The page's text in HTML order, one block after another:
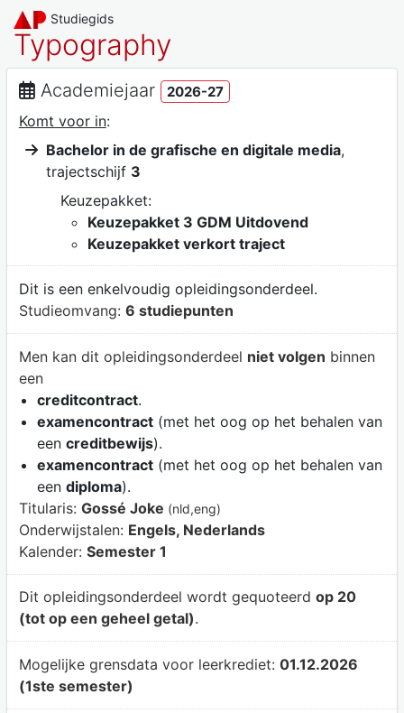
Studiegids
Typography
Academiejaar 2026-27
Komt voor in:
Bachelor in de grafische en digitale media,
trajectschijf 3
Keuzepakket:
Keuzepakket 3 GDM Uitdovend
Keuzepakket verkort traject
Dit is een enkelvoudig opleidingsonderdeel.
Studieomvang: 6 studiepunten
Men kan dit opleidingsonderdeel niet volgen binnen
een
creditcontract.
examencontract(met het oog op het behalen van
een creditbewijs).
examencontract(met het oog op het behalen van
een diploma).
Titularis: Gossé Joke (nld,eng)
Onderwijstalen: Engels, Nederlands
Kalender: Semester 1
Dit opleidingsonderdeel wordt gequoteerd op 20
(tot op een geheel getal).
Mogelijke grensdata voor leerkrediet: 01.12.2026
(1ste semester)